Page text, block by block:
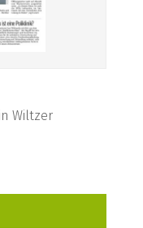
Wiltzer